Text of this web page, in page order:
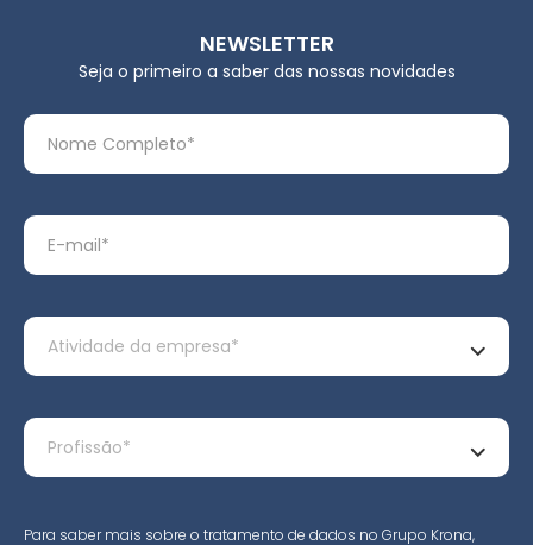
NEWSLETTER
Seja o primeiro a saber das nossas novidades
Para saber mais sobre o tratamento de dados no Grupo Krona,